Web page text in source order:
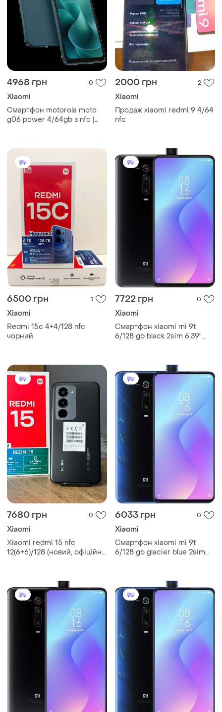
4968 грн 0
Xiaomi
Смартфон motorola moto
g06 power 4/64gb з nfc |
2000 грн 2
Xiaomi
Продаж xiaomi redmi 9 4/64
nfc
6500 грн 1
Xiaomi
Redmi 15c 4+4/128 nfc
чорний
7722 грн 0
Xiaomi
Смартфон xiaomi mi 9t
6/128 gb black 2sim 6.39"
7680 грн 0
Xiaomi
Xiaomi redmi 15 nfc
12(6+6)/128 (новий, офіційна
6033 грн 0
Xiaomi
Смартфон xiaomi mi 9t
6/128 gb glacier blue 2sim